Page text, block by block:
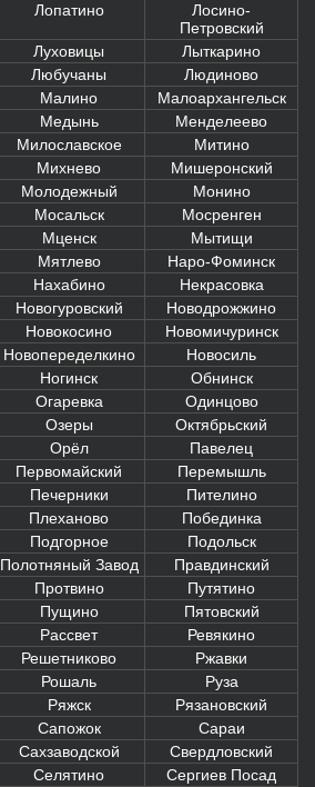
Лопатино
Лосино-
Петровский
Луховицы
Лыткарино
Любучаны
Людиново
Малино
Малоархангельск
Медынь
Менделеево
Милославское
Митино
Михнево
Мишеронский
Молодежный
Монино
Мосальск
Мосренген
Мценск
Мытищи
Мятлево
Наро-Фоминск
Нахабино
Некрасовка
Новогуровский
Новодрожжино
Новокосино
Новомичуринск
Новопеределкино
Новосиль
Ногинск
Обнинск
Огаревка
Одинцово
Озеры
Октябрьский
Орёл
Павелец
Первомайский
Перемышль
Печерники
Пителино
Плеханово
Побединка
Подгорное
Подольск
Полотняный Завод
Правдинский
Протвино
Путятино
Пущино
Пятовский
Рассвет
Ревякино
Решетниково
Ржавки
Рошаль
Руза
Ряжск
Рязановский
Сапожок
Сараи
Сахзаводской
Свердловский
Селятино Сергиев Посад